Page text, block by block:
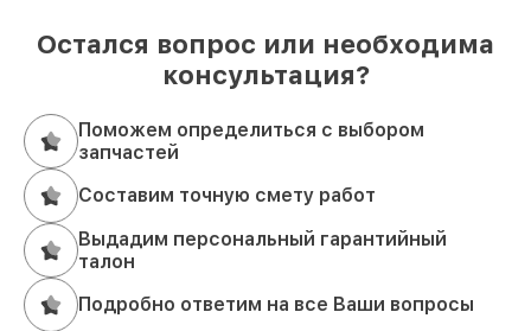
Остался вопрос или необходима
консультация?
Поможем определиться с выбором
запчастей
Составим точную смету работ
Выдадим персональный гарантийный
талон
Подробно ответим на все Ваши вопросы